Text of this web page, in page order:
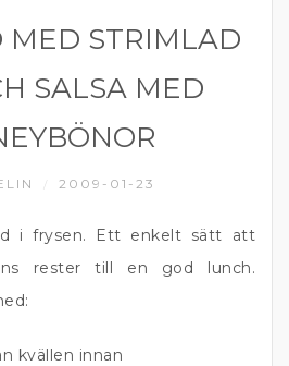
MED STRIMLAD
SALSA MED
2009-01-23
i frysen. Ett enkelt sätt att
rester till en god lunch.
kvällen innan